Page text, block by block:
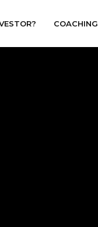
COACHING